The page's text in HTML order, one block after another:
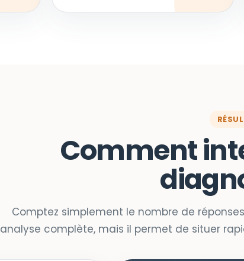
Comment
Comptez simplement le nombre de
analyse complète, mais il permet de situer